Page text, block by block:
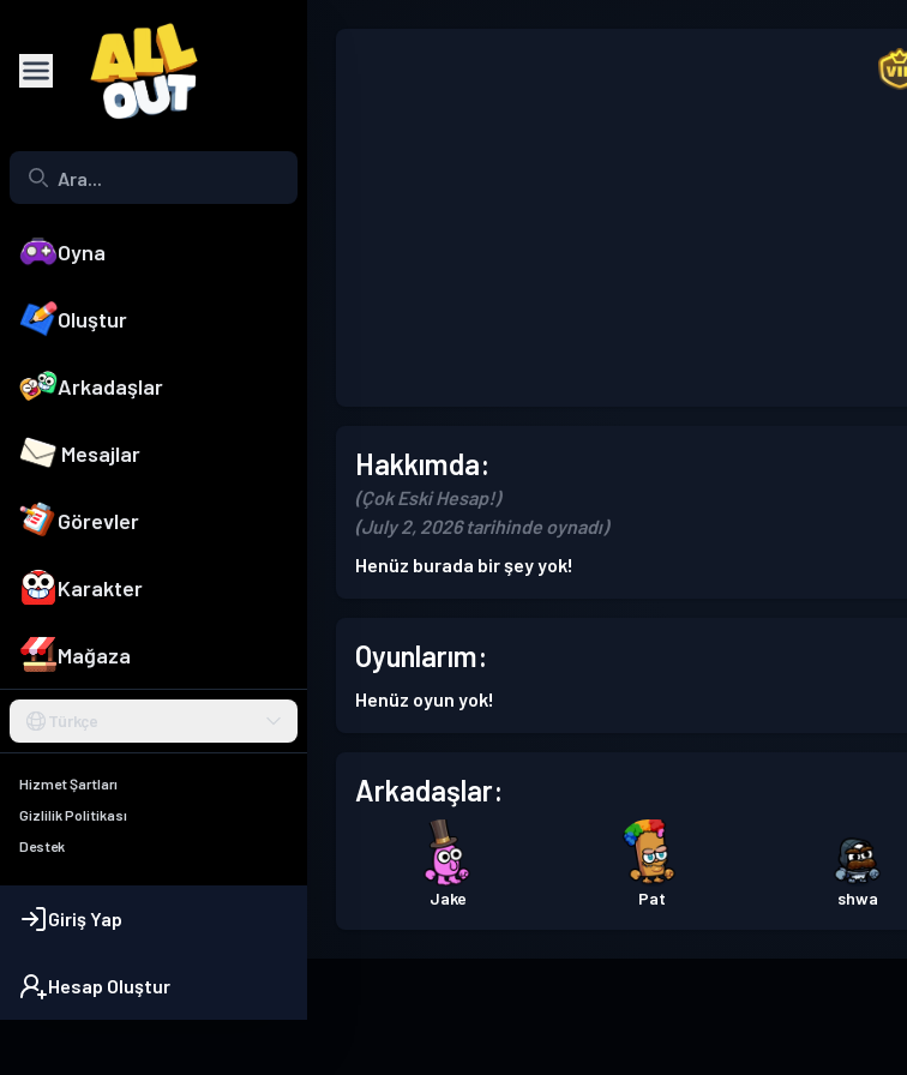
Oyna
Oluştur
Arkadaşlar
Mesajlar
Görevler
Karakter
Mağaza
Türkçe
Hizmet Şartları
Gizlilik Politikası
Destek
Giriş Yap
Hesap Oluştur
Hakkımda:
(Çok Eski Hesap!)
(July 2, 2026 tarihinde oynadı)
Henüz burada bir şey yok!
Oyunlarım:
Henüz oyun yok!
Arkadaşlar:
Jake Pat shwa